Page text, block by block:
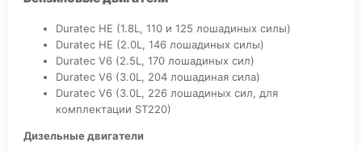
Duratec HE (1.8L, 110 и 125 лошадиных силы)
Duratec HE (2.0L, 146 лошадиных силы)
Duratec V6 (2.5L, 170 лошадиных сил)
Duratec V6 (3.0L, 204 лошадиная сила)
Duratec V6 (3.0L, 226 лошадиных сил, для
комплектации ST220)
Дизельные двигатели